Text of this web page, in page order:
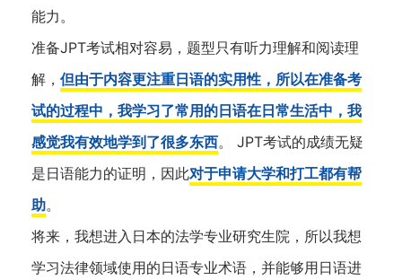
能力。
准备JPT考试相对容易，题型只有听力理解和阅读理
解， 但由于内容更注重日语的实用性，所以在准备考
试的过程中，我学习了常用的日语在日常生活中，我
感觉我有效地学到了很多东西。 JPT考试的成绩无疑
是日语能力的证明，因此对于申请大学和打工都有帮
助。
将来，我想进入日本的法学专业研究生院，所以我想
学习法律领域使用的日语专业术语，并能够用日语进